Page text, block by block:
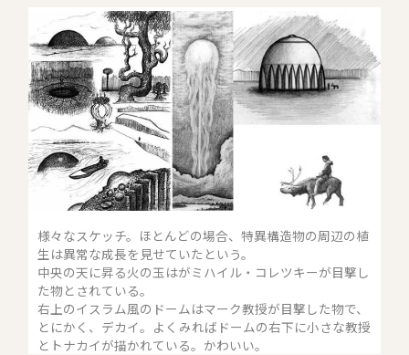
様々なスケッチ。ほとんどの場合、特異構造物の周辺の植
生は異常な成長を見せていたという。
中央の天に昇る火の玉はがミハイル・コレツキーが目撃し
た物とされている。
右上のイスラム風のドームはマーク教授が目撃した物で、
とにかく、デカイ。よくみればドームの右下に小さな教授
とトナカイが描かれている。かわいい。